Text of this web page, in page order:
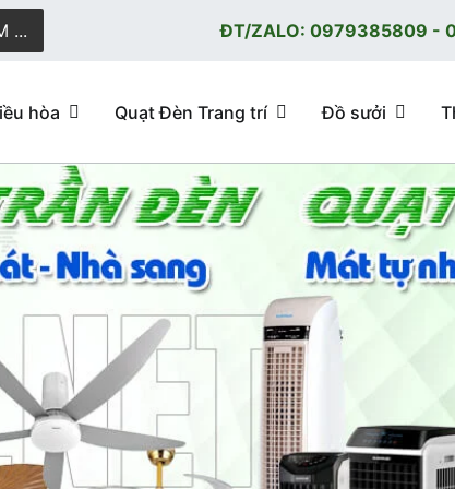
... ĐT/ZALO: 0979385809 -
trí, đèn trang trí chính Hãng, loại tốt, giá tốt, có
hòa Quạt Đèn Trang trí Đồ sưởi